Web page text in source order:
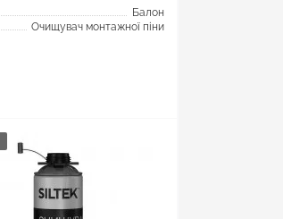
Балон
Очищувач монтажної піни